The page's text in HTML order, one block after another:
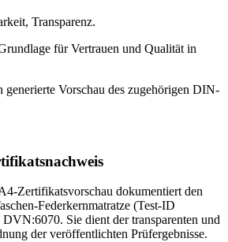
Transparenz.
für Vertrauen und Qualität in
Vorschau des zugehörigen DIN-
Zertifikatsvorschau dokumentiert den
Federkernmatratze (Test-ID
Sie dient der transparenten und
der veröffentlichten Prüfergebnisse.